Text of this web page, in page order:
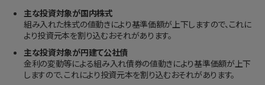
主な投資対象が国内株式
組み入れた株式の値動きにより基準価額が上下しますので、これに
より投資元本を割り込むおそれがあります。
主な投資対象が円建て公社債
金利の変動等による組み入れ債券の値動きにより基準価額が上下
しますので、これにより投資元本を割り込むおそれがあります。